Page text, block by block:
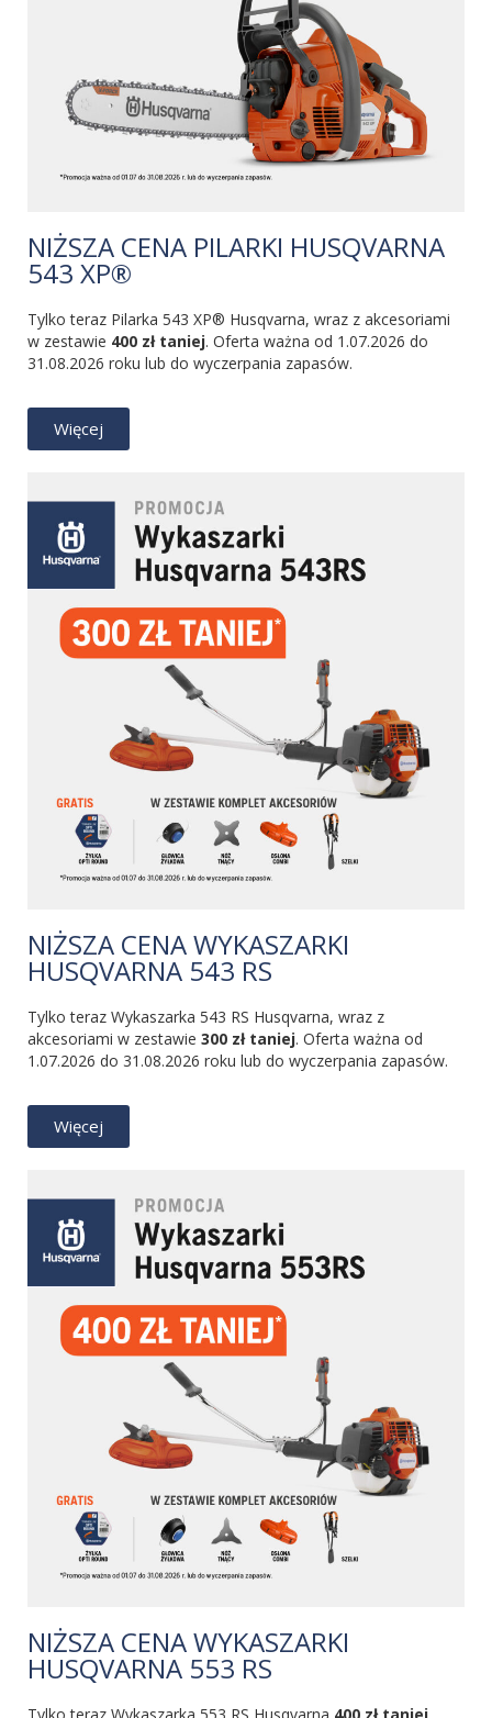
NIŻSZA CENA PILARKI HUSQVARNA
543 XP®
Tylko teraz Pilarka 543 XP® Husqvarna, wraz z akcesoriami
w zestawie 400 zł taniej. Oferta ważna od 1.07.2026 do
31.08.2026 roku lub do wyczerpania zapasów.
Więcej
NIŻSZA CENA WYKASZARKI
HUSQVARNA 543 RS
Tylko teraz Wykaszarka 543 RS Husqvarna, wraz z
akcesoriami w zestawie 300 zł taniej. Oferta ważna od
1.07.2026 do 31.08.2026 roku lub do wyczerpania zapasów.
Więcej
NIŻSZA CENA WYKASZARKI
HUSQVARNA 553 RS